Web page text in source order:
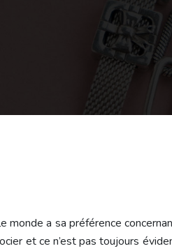
a sa préférence
et ce n’est pas toujours